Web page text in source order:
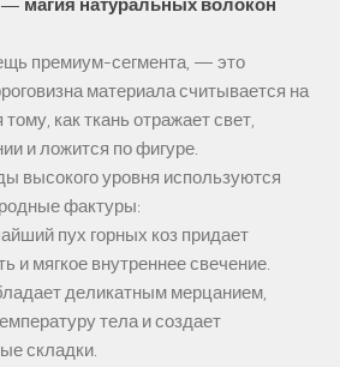
магия натуральных волокон
премиум-сегмента, — это
материала считывается на
как ткань отражает свет,
и ложится по фигуре.
высокого уровня используются
фактуры:
пух горных коз придает
и мягкое внутреннее свечение.
деликатным мерцанием,
тела и создает
складки.